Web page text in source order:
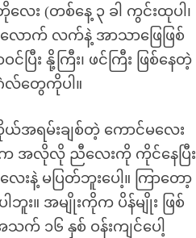
း (တစ်နေ့ ၃ ခါ ကွင်းထုပါ၊
ောက် လက်နဲ့ အာသာဖြေဖြစ်
း နို့ကြီး၊ ဖင်ကြီး ဖြစ်နေတဲ့
လ်တွေကိုပါ။
ရမ်းချစ်တဲ့ ကောင်မလေး
က အလိုလို ညီလေးကို ကိုင်နေပြီး
နဲ့ မပြတ်ဘူးပေါ့။ ကြာတော့
း။ အမျိုးကိုက ပိန်မျိုး ဖြစ်
က် ၁၆ နှစ် ဝန်းကျင်ပေါ့